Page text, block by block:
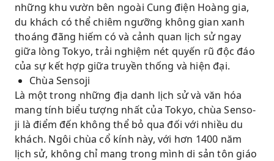
những khu vườn bên ngoài Cung điện Hoàng gia,
du khách có thể chiêm ngưỡng không gian xanh
thoáng đãng hiếm có và cảnh quan lịch sử ngay
giữa lòng Tokyo, trải nghiệm nét quyến rũ độc đáo
của sự kết hợp giữa truyền thống và hiện đại.
Chùa Sensoji
Là một trong những địa danh lịch sử và văn hóa
mang tính biểu tượng nhất của Tokyo, chùa Senso-
ji là điểm đến không thể bỏ qua đối với nhiều du
khách. Ngôi chùa cổ kính này, với hơn 1400 năm
lịch sử, không chỉ mang trong mình di sản tôn giáo